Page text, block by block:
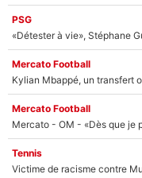
PSG
«Détester à vie», Stéphane
Mercato Football
Kylian Mbappé, un transfert
Mercato Football
Tennis